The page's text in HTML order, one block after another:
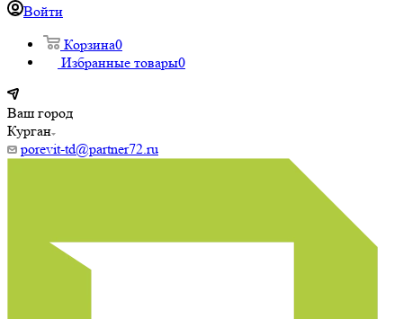
Войти
Корзина0
Избранные товары0
Ваш город
Курган
porevit-td@partner72.ru